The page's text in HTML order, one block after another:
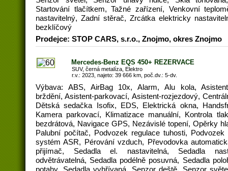
Startování tlačítkem, Tažné zařízení, Venkovní
nastavitelný, Zadní stěrač, Zrcátka elektricky
bezklíčový
Prodejce: STOP CARS, s.r.o., Znojmo, okres Znojmo
Mercedes-Benz EQS 450+ REZERVACE
SUV, černá metalíza, Elektro
r.v.: 2023, najeto: 39 666 km, poč.dv.: 5-dv.
Výbava: ABS, AirBag 10x, Alarm, Alu kola,
brždění, Asistent-parkovací, Asistent-rozjezdový,
Dětská sedačka Isofix, EDS, Elektrická okna,
Kamera parkovací, Klimatizace manuální, Kontrola
bezdrátová, Navigace GPS, Nezávislé topení, Opěrky
Palubní počítač, Podvozek regulace tuhosti,
systém ASR, Pérování vzduch, Převodovka
přijímač, Sedadla el. nastavitelná, Sedadla
odvětrávatelná, Sedadla podélně posuvná, Sedadla
potahy, Sedadla vyhřívaná, Senzor deště, Senzor